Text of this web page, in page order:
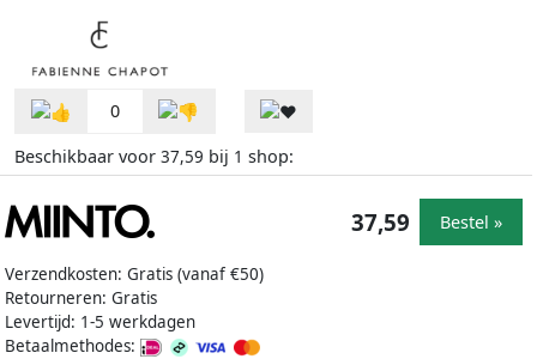
0
Beschikbaar voor 37,59 bij 1 shop:
Verzendkosten: Gratis (vanaf €50)
Retourneren: Gratis
Levertijd: 1-5 werkdagen
Betaalmethodes:
37,59 Bestel »